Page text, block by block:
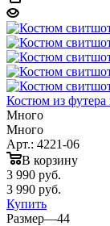
Костюм из футера
Много
Много
Арт.: 4221-06
В корзину
3 990 руб.
3 990 руб.
Купить
Размер—44